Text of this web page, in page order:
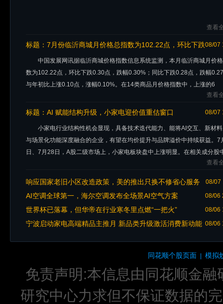
查看
08/07
标题： 7月份临沂商城月价格总指数为102.22点，环比下跌
中国发展网讯据临沂商城价格指数信息系统监测，本月临沂商城月价
数为102.22点，环比下跌0.30点，跌幅0.30%；同比下跌0.28点，跌幅
与年初比上涨0.10点，涨幅0.10%。在14类商品月价格指数中，上涨的6
查看
08/07
标题： AI 赋能结构升级，小家电迎价值重估窗口
小家电行业结构性机会显现，具备技术迭代能力、能将AI交互、新材
与场景化功能深度融合的企业，有望在均价提升与品牌溢价中持续获益。7
日、7月28日，A股二级市场上，小家电板块盘中上涨明显。在相关成分股
查看
08/07
响应国家老旧小区改造政策，美的推出只换不修省心服务
助力焕新厨居品质生活
08/06
AI空调全球第一，海尔空调发布全场景AI空气方案
08/06
世界杯已落幕，但华帝在行业寒冬里点燃“一把火”
08/06
宁波启动家电高端精品主推月 新品类升级激活消费新动能
同花顺个股页面 模拟
免责声明:本信息由同花顺金
研究中心力求但不保证数据的